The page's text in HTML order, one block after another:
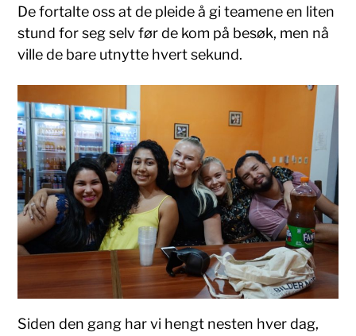
De fortalte oss at de pleide å gi teamene en liten
stund for seg selv før de kom på besøk, men nå
ville de bare utnytte hvert sekund.
Siden den gang har vi hengt nesten hver dag,